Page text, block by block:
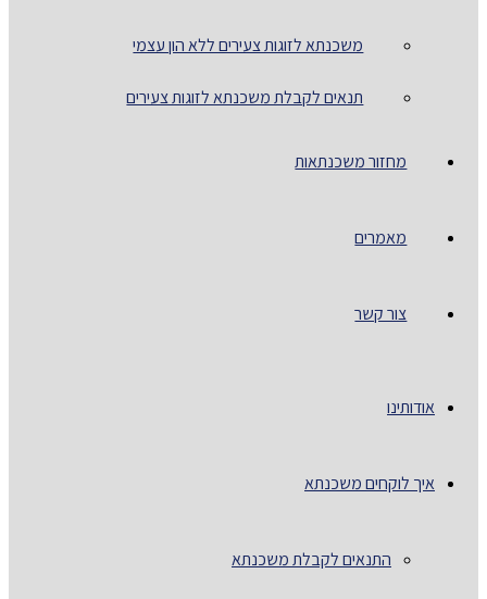
משכנתא לזוגות צעירים ללא הון עצמי
תנאים לקבלת משכנתא לזוגות צעירים
מחזור משכנתאות
מאמרים
צור קשר
אודותינו
איך לוקחים משכנתא
התנאים לקבלת משכנתא